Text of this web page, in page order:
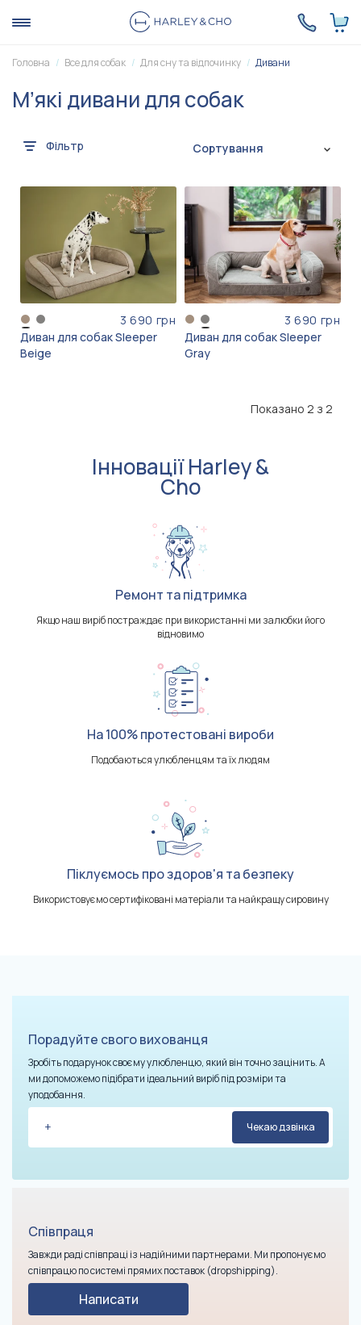
Головна Все для собак Для сну та відпочинку Дивани
Мʼякі дивани для собак
Фільтр Сортування
3 690 грн
Диван для собак Sleeper
Beige
3 690 грн
Диван для собак Sleeper
Gray
Показано 2 з 2
Інновації Harley &
Cho
Ремонт та підтримка
Якщо наш виріб постраждає при використанні ми залюбки його
відновимо
На 100% протестовані вироби
Подобаються улюбленцям та їх людям
Піклуємось про здоров'я та безпеку
Використовуємо сертифіковані матеріали та найкращу сировину
Порадуйте свого вихованця
Зробіть подарунок своєму улюбленцю, який він точно зацінить. А
ми допоможемо підібрати ідеальний виріб під розміри та
уподобання.
Співпраця
Завжди раді співпраці із надійними партнерами. Ми пропонуємо
співпрацю по системі прямих поставок (dropshipping).
Написати